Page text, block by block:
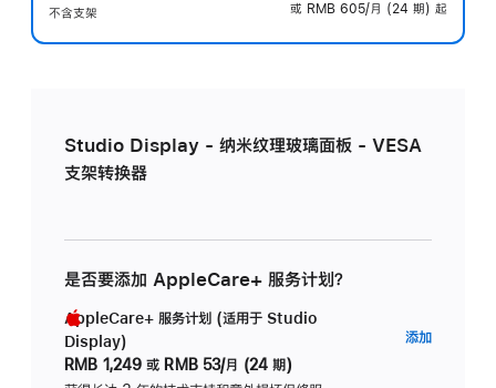
不含支架
或 RMB 605/月 (24 期) 起
Studio Display - 纳米纹理玻璃面板 - VESA
支架转换器
是否要添加 AppleCare+ 服务计划？
AppleCare+ 服务计划 (适用于 Studio
Display)
RMB 1,249 或 RMB 53/月 (24 期)
添加